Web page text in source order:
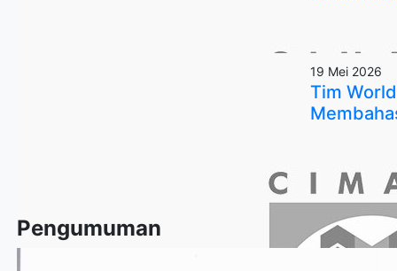
19 Mei 2026
Tim
Pengumuman